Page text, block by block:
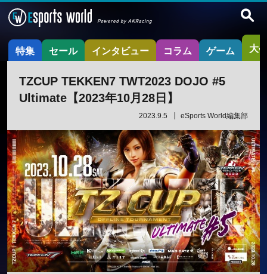
特集 セール インタビュー コラム ゲーム 大
TZCUP TEKKEN7 TWT2023 DOJO #5
Ultimate【2023年10月28日】
2023.9.5 eSports World編集部